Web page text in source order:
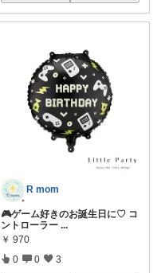
R mom
🎮ゲーム好きのお誕生日に♡ コ
ントローラー ...
￥ 970
0 0 3